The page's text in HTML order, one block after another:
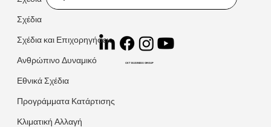
CKT BUSINESS GROUP
Σχέδια
Σχέδια και Επιχορηγήσεις
Ανθρώπινο Δυναμικό
Εθνικά Σχέδια
Προγράμματα Κατάρτισης
Κλιματική Αλλαγή
Ανθεκτικότητα της Επιχείρησής σας
σε αβέβαιες περιόδους